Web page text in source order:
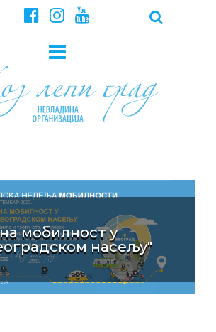
мобилност у
насељу"